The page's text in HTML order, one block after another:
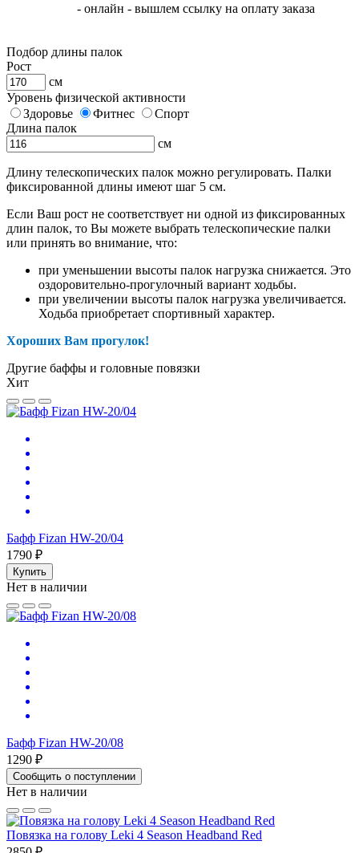
- онлайн - вышлем ссылку на оплату заказа
Подбор длины палок
Рост
см
Уровень физической активности
Здоровье
Фитнес
Спорт
Длина палок
см
Длину телескопических палок можно регулировать. Палки
фиксированной длины имеют шаг 5 см.
Если Ваш рост не соответствует ни одной из фиксированных
длин палок, то Вы можете выбрать телескопические палки
или принять во внимание, что:
при уменьшении высоты палок нагрузка снижается. Это
оздоровительно-прогулочный вариант ходьбы.
при увеличении высоты палок нагрузка увеличивается.
Ходьба приобретает спортивный характер.
Хороших Вам прогулок!
Другие баффы и головные повязки
Хит
Бафф Fizan HW-20/04
1790 ₽
Купить
Нет в наличии
Бафф Fizan HW-20/08
1290 ₽
Сообщить о поступлении
Нет в наличии
Повязка на голову Leki 4 Season Headband Red